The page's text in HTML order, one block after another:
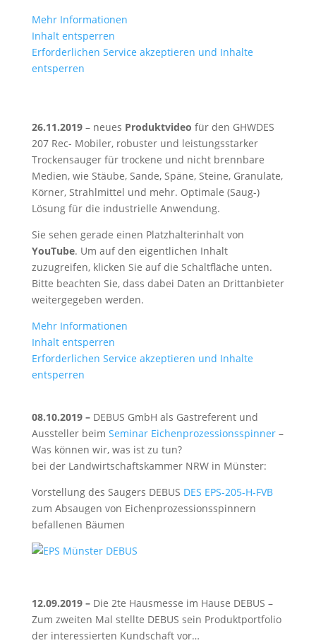
Mehr Informationen
Inhalt entsperren
Erforderlichen Service akzeptieren und Inhalte
entsperren
26.11.2019– neues Produktvideo für den GHWDES
207 Rec- Mobiler, robuster und leistungsstarker
Trockensauger für trockene und nicht brennbare
Medien, wie Stäube, Sande, Späne, Steine, Granulate,
Körner, Strahlmittel und mehr. Optimale (Saug-)
Lösung für die industrielle Anwendung.
Sie sehen gerade einen Platzhalterinhalt von
YouTube. Um auf den eigentlichen Inhalt
zuzugreifen, klicken Sie auf die Schaltfläche unten.
Bitte beachten Sie, dass dabei Daten an Drittanbieter
weitergegeben werden.
Mehr Informationen
Inhalt entsperren
Erforderlichen Service akzeptieren und Inhalte
entsperren
08.10.2019 – DEBUS GmbH als Gastreferent und
Aussteller beim Seminar Eichenprozessionsspinner–
Was können wir, was ist zu tun?
bei der Landwirtschaftskammer NRW in Münster:
Vorstellung des Saugers DEBUS DES EPS-205-H-FVB
zum Absaugen von Eichenprozessionsspinnern
befallenen Bäumen
12.09.2019 – Die 2te Hausmesse im Hause DEBUS –
Zum zweiten Mal stellte DEBUS sein Produktportfolio
der interessierten Kundschaft vor…